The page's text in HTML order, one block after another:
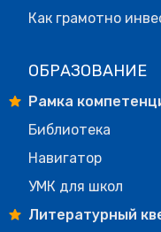
Как грамотно
ОБРАЗОВАНИЕ
Рамка
Библиотека
Навигатор
УМК для школ
Литературный